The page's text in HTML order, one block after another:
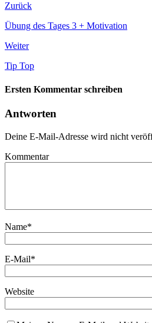
Zurück
Übung des Tages 3 + Motivation
Weiter
Tip Top
Ersten Kommentar schreiben
Antworten
Deine E-Mail-Adresse wird nicht
Kommentar
Name*
E-Mail*
Website